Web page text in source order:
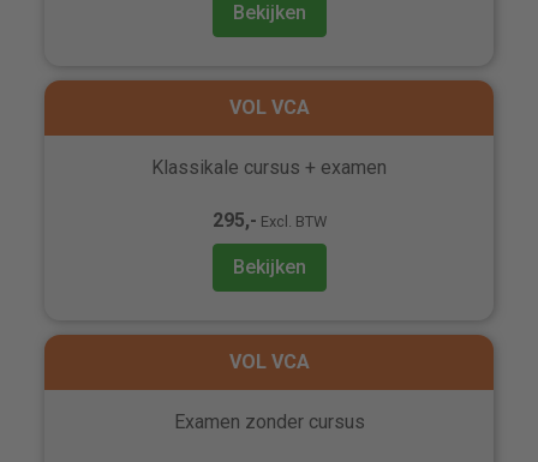
Bekijken
VOL VCA
Klassikale cursus + examen
295,- Excl. BTW
Bekijken
VOL VCA
Examen zonder cursus